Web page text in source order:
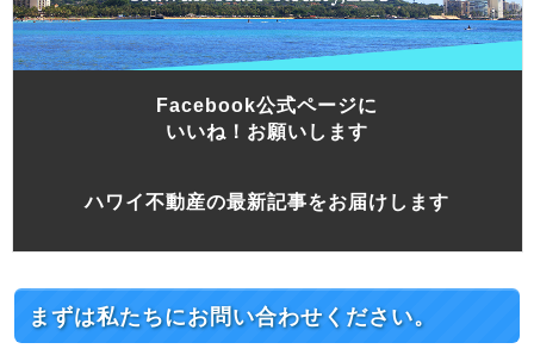
Facebook公式ページに
いいね！お願いします
ハワイ不動産の最新記事をお届けします
まずは私たちにお問い合わせください。